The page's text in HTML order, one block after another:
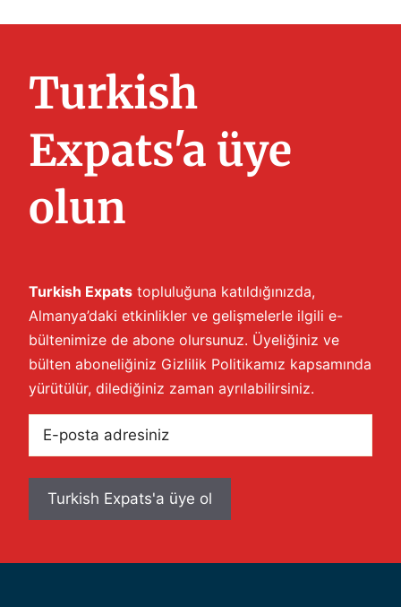
Turkish
Expats'a üye
olun
Turkish Expats topluluğuna katıldığınızda,
Almanya’daki etkinlikler ve gelişmelerle ilgili e-
bültenimize de abone olursunuz. Üyeliğiniz ve
bülten aboneliğiniz Gizlilik Politikamız kapsamında
yürütülür, dilediğiniz zaman ayrılabilirsiniz.
posta